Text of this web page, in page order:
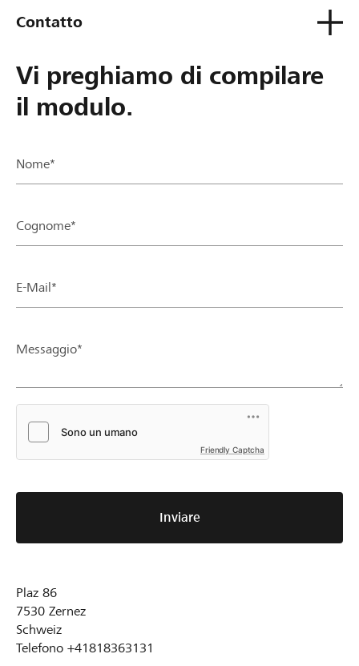
Contatto
Vi preghiamo di compilare
il modulo.
Nome*
Cognome*
E-Mail*
Messaggio*
Friendly Captcha
Inviare
Plaz 86
7530 Zernez
Schweiz
Telefono +41818363131